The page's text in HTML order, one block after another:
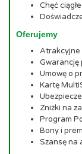
Chęć
Oferujemy
Atrakcyjne
Gwarancję
Umowę o
Kartę
Zniżki na
Program
Bony i
Szansę na